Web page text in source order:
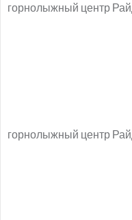
горнолыжный центр
горнолыжный центр